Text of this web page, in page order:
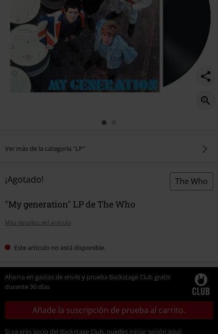
Ver más de la categoría "LP"
¡Agotado! The Who
"My generation" LP de The Who
Más detalles del artículo
Este artículo no está disponible.
Ahorra en gastos de envío y prueba Backstage Club gratis
durante 30 días
Añade la suscripción de prueba al carrito.
Si ya eres socio del Backstage Club, puedes iniciar sesión aquí: